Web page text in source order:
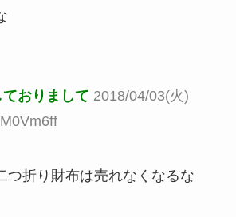
おりまして 2018/04/03(火)
つ折り財布は売れなくなるな